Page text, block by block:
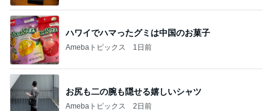
ハワイでハマったグミは中国のお菓子
Amebaトピックス 1日前
お尻も二の腕も隠せる嬉しいシャツ
Amebaトピックス 2日前